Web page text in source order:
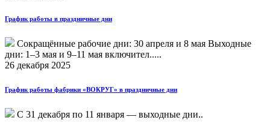
График работы в праздничные дни
Сокращённые рабочие дни: 30 апреля и 8 мая Выходные
дни: 1–3 мая и 9–11 мая включител.....
26 декабря 2025
График работы фабрики «ВОКРУГ» в праздничные дни
С 31 декабря по 11 января — выходные дни..